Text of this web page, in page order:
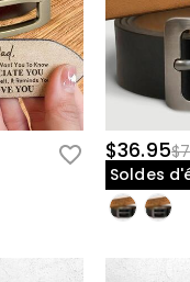
: Vos mots et le
gravés dans les
message ne s'écaille
malgré son travail
Antique : Une boucle
aux rigueurs de la
aussi bien
Face : Offre un extérieur
pendant les moments
$36.95
Soldes